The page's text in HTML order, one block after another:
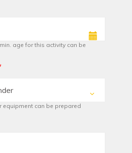
age for this activity can be
equipment can be prepared